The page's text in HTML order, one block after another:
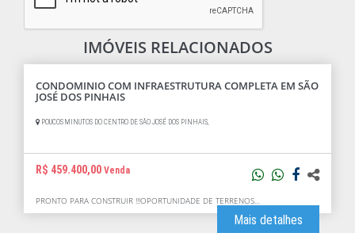
IMÓVEIS RELACIONADOS
CONDOMINIO COM INFRAESTRUTURA COMPLETA EM SÃO
JOSÉ DOS PINHAIS
POUCOS MINUTOS DO CENTRO DE SÃO JOSÉ DOS PINHAIS,
R$ 459.400,00 Venda
PRONTO PARA CONSTRUIR !!!OPORTUNIDADE DE TERRENOS…
Mais detalhes